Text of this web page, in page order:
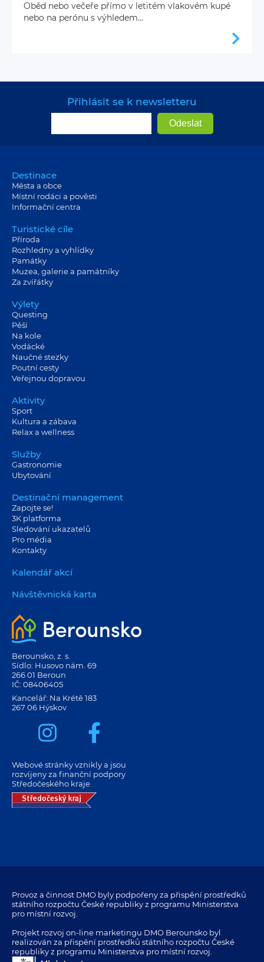
Oběd nebo večeře přímo v letitém vlakovém kupé
nebo na perónu s výhledem...
Přihlásit se k newsletteru
Destinace
Města a obce
Místní rodáci a pověsti
Informační centra
Turistické cíle
Příroda
Rozhledny a vyhlídky
Památky
Muzea, galerie a památníky
Za zvířátky
Výlety
Questing
Pěší
Na kole
Vodácké
Naučné stezky
Poutní cesty
Veřejnou dopravou
Aktivity
Sport
Kultura a zábava
Relax a wellness
Služby
Gastronomie
Ubytování
Destinační management
Zapojte se!
3K platforma
Sledování ukazatelů
Pro média
Kontakty
Kalendář akcí
Návštěvnická karta
Berounsko, z. s.
Sídlo: Husovo nám. 69
266 01 Beroun
IČ: 08406405
Kancelář: Na Krétě 183
267 06 Hýskov
Webové stránky vznikly a jsou
rozvíjeny za finanční podpory
Středočeského kraje.
Provoz a činnost DMO byly podpořeny za přispění prostředků
státního rozpočtu České republiky z programu Ministerstva
pro místní rozvoj.
Projekt rozvoj on-line marketingu DMO Berounsko byl
realizován za přispění prostředků státního rozpočtu České
republiky z programu Ministerstva pro místní rozvoj.